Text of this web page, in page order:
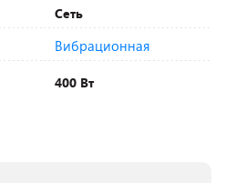
Сеть
Вибрационная
400 Вт